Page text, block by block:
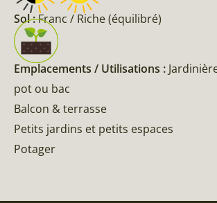
Sol :Franc / Riche (équilibré)
Emplacements / Utilisations :
pot ou bac
Balcon & terrasse
Petits jardins et petits espaces
Potager